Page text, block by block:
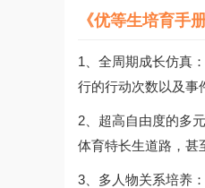
《优等生培育手
1、全周期成长仿真
行的行动次数以及事
2、超高自由度的多
体育特长生道路，甚
3、多人物关系培养